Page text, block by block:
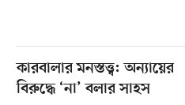
কারবালার মনস্তত্ত্ব: অন্যায়ের
বিরুদ্ধে ‘না’ বলার সাহস